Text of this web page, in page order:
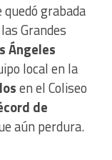
grabada
Grandes
Ángeles
local en la
en el Coliseo
de
aún perdura.